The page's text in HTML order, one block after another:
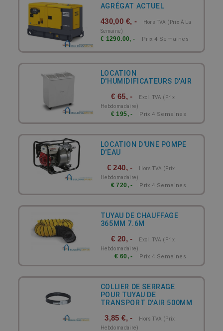
AGRÉGAT ACTUEL
430,00 €, -
Hors TVA (prix À La
Semaine)
€ 1290.00, - Prix 4 Semaines
LOCATION
D'HUMIDIFICATEURS D'AIR
€ 65, -
Excl. TVA (prix
Hebdomadaire)
€ 195, - Prix 4 Semaines
LOCATION D'UNE POMPE
D'EAU
€ 240, -
Hors TVA (prix
Hebdomadaire)
€ 720, - Prix 4 Semaines
TUYAU DE CHAUFFAGE
365MM 7.6M
€ 20, -
Excl. TVA (prix
Hebdomadaire)
€ 60, - Prix 4 Semaines
COLLIER DE SERRAGE
POUR TUYAU DE
TRANSPORT D'AIR 500MM
3,85 €, -
Hors TVA (prix
Hebdomadaire)